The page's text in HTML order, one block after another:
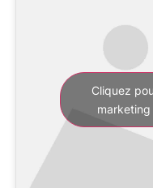
Cliquez